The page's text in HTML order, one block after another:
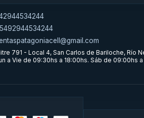
791 - Local 4, San Carlos de Bariloche, Río
a Vie de 09:30hs a 18:00hs. Sáb de 09:00hs a